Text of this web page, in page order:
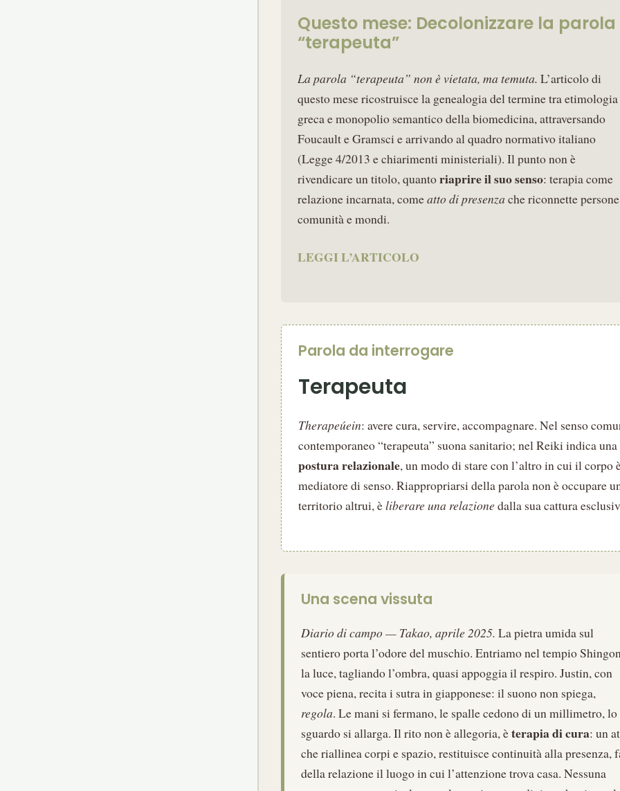
Questo mese: Decolonizzare la parola
“terapeuta”
La parola “terapeuta” non è vietata, ma temuta. L’articolo di
questo mese ricostruisce la genealogia del termine tra etimologia
greca e monopolio semantico della biomedicina, attraversando
Foucault e Gramsci e arrivando al quadro normativo italiano
(Legge 4/2013 e chiarimenti ministeriali). Il punto non è
rivendicare un titolo, quantoriaprire il suo senso: terapia come
relazione incarnata, comeatto di presenza che riconnette
comunità e mondi.
LEGGI L’ARTICOLO
Parola da interrogare
Terapeuta
Therapeúein: avere cura, servire, accompagnare. Nel senso
contemporaneo “terapeuta” suona sanitario; nel Reiki indica una
postura relazionale, un modo di stare con l’altro in cui il corpo
mediatore di senso. Riappropriarsi della parola non è occupare
territorio altrui, èliberare una relazionedalla sua cattura
Una scena vissuta
Diario di campo — Takao, aprile 2025. La pietra umida sul
sentiero porta l’odore del muschio. Entriamo nel tempio
la luce, tagliando l’ombra, quasi appoggia il respiro. Justin, con
voce piena, recita i sutra in giapponese: il suono non spiega,
regola. Le mani si fermano, le spalle cedono di un millimetro, lo
sguardo si allarga. Il rito non è allegoria, èterapia di cura: un
che riallinea corpi e spazio, restituisce continuità alla presenza,
della relazione il luogo in cui l’attenzione trova casa. Nessuna